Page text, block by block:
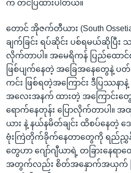
စာမျက်နှာ
ကျော်
ကြည့်
ရန်
ရှာဖွေ
ကျော်
ရန်
ဗွီအိုအေ လူမှုကွန်ယက်များ
ဘာသာစကားများ
က တင်ပြထားပါတယ်။
တောင် အိုဇက်တီယား (South
ချက်ခြင်း ရပ်ဆိုင်း ပစ်ရမယ်ဆိုပြီး
လိုက်တာပါ။ အမေရိကန် ပြည်ထောင်စု
ဖြစ်ပျက်နေတဲ့ အခြေအနေတွေနဲ့
ကင်း ဖြစ်ရတဲ့အကြောင်း ဒီပြဿ
အလေးအနက် ထားတဲ့ အကြောင်းတွ
ရောက်နေတုန်း ပြောလိုက်တာပါ။
ယား နဲ့ နယ်နမိတ်ချင်း ထိစပ်နေတဲ့
ဗုံးကြဲတိုက်ခိုက်နေတာတွေကို ရည်ညွှန်း
တွေဟာ ဂျော်ဂျီယာရဲ့ တခြားနေရ
အတွက်လည်း စိတ်အနှောက်အယှက် ဖ